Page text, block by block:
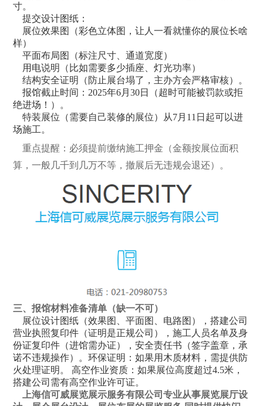
寸。
提交设计图纸‌：
展位效果图（彩色立体图，让人一看就懂你的展位长啥
样）
平面布局图（标注尺寸、通道宽度）
用电说明（比如需要多少插座、灯光功率）
结构安全证明（防止展台塌了，主办方会严格审核）。
‌ 报馆截止时间‌：2025年6月30日（超时可能被罚款或拒
绝进场！）。
特装展位（需要自己装修的展位）从7月11日起可以进
场施工。
‌ 重点提醒‌：必须提前缴纳施工押金（金额按展位面积
算，一般几千到几万不等，撤展后无违规会退还）。
三、报馆材料准备清单（缺一不可）
展位设计图纸 （效果图、平面图、电路图），搭建公司
营业执照复印件（证明是正规公司），施工人员名单及身
份证复印件（进馆需办证），安全责任书（签字盖章，承
诺不违规操作）。环保证明‌：如果用木质材料，需提供防
火处理证明。 高空作业资质‌：如果展位高度超过4.5米，
搭建公司需有高空作业许可证。
上海信可威展览展示服务有限公司专业从事展览展厅设